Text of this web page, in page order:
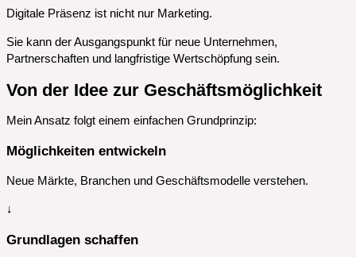
Digitale Präsenz ist nicht nur Marketing.
Sie kann der Ausgangspunkt für neue Unternehmen,
Partnerschaften und langfristige Wertschöpfung sein.
Von der Idee zur Geschäftsmöglichkeit
Mein Ansatz folgt einem einfachen Grundprinzip:
Möglichkeiten entwickeln
Neue Märkte, Branchen und Geschäftsmodelle verstehen.
↓
Grundlagen schaffen